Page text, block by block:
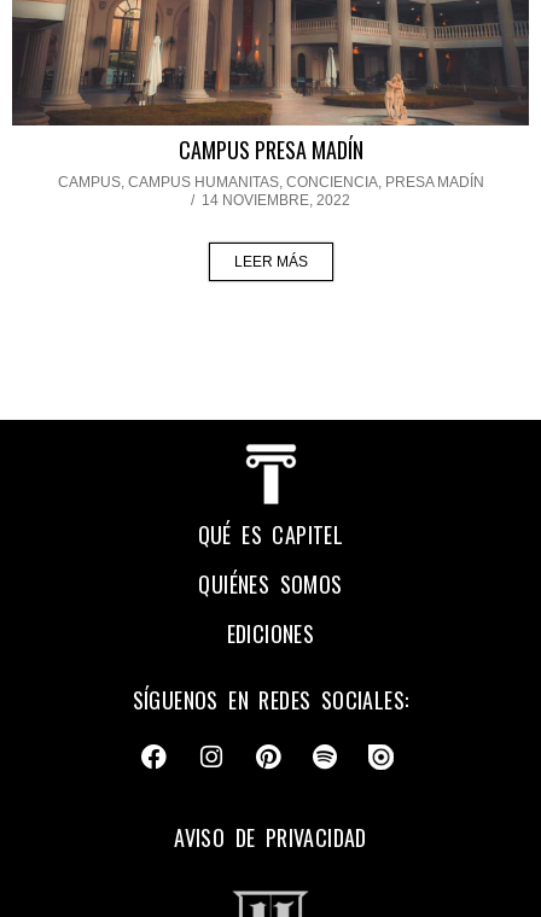
CAMPUS PRESA MADÍN
CAMPUS, CAMPUS HUMANITAS, CONCIENCIA, PRESA MADÍN
/ 14 NOVIEMBRE, 2022
LEER MÁS
QUÉ ES CAPITEL
QUIÉNES SOMOS
EDICIONES
SÍGUENOS EN REDES SOCIALES:
AVISO DE PRIVACIDAD